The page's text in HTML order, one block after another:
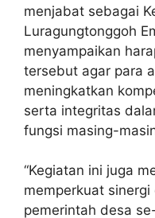
menjabat sebagai
Luragungtonggoh
menyampaikan
tersebut agar para
meningkatkan
serta integritas
fungsi masing-
“Kegiatan ini juga
memperkuat
pemerintah desa